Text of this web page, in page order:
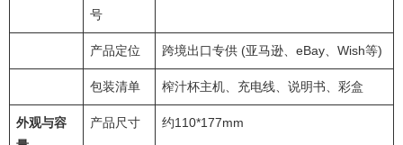
号
产品定位 跨境出口专供 (亚马逊、eBay、Wish等)
包装清单 榨汁杯主机、充电线、说明书、彩盒
外观与容
产品尺寸 约110*177mm